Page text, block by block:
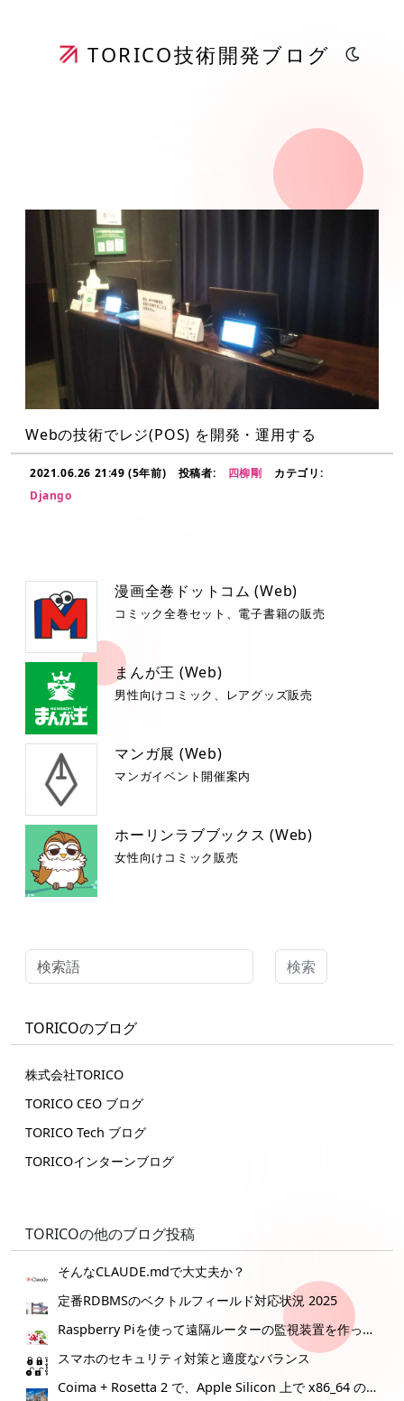
TORICO技術開発ブログ
Webの技術でレジ(POS) を開発・運用する
2021.06.26 21:49 (5年前) 投稿者: 四柳剛
カテゴリ:
Django
漫画全巻ドットコム (Web)
コミック全巻セット、電子書籍の販売
まんが王 (Web)
男性向けコミック、レアグッズ販売
マンガ展 (Web)
マンガイベント開催案内
ホーリンラブブックス (Web)
女性向けコミック販売
検索
TORICOのブログ
株式会社TORICO
TORICO CEO ブログ
TORICO Tech ブログ
TORICOインターンブログ
TORICOの他のブログ投稿
そんなCLAUDE.mdで大丈夫か？
定番RDBMSのベクトルフィールド対応状況 2025
Raspberry Piを使って遠隔ルーターの監視装置を作ってみた。
スマホのセキュリティ対策と適度なバランス
Coima + Rosetta 2 で、Apple Silicon 上で x86_64 の Docker イメージをビルドする (Docker desktop やめる)